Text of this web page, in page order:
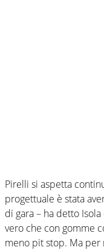
Pirelli si aspetta
progettuale è stata
di gara – ha detto
vero che con gomme
meno pit stop. Ma